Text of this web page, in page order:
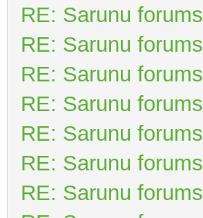
RE: Sarunu
RE: Sarunu
RE: Sarunu
RE: Sarunu
RE: Sarunu
RE: Sarunu
RE: Sarunu